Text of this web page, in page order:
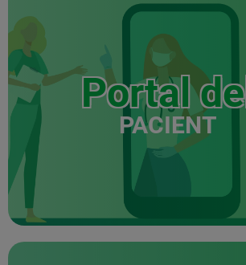
Portal del
PACIENT